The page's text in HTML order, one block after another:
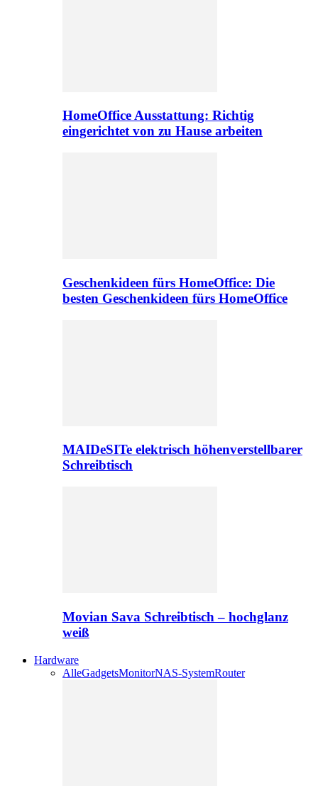
HomeOffice Ausstattung: Richtig
eingerichtet von zu Hause arbeiten
Geschenkideen fürs HomeOffice: Die
besten Geschenkideen fürs HomeOffice
MAIDeSITe elektrisch höhenverstellbarer
Schreibtisch
Movian Sava Schreibtisch – hochglanz
weiß
Hardware
AlleGadgetsMonitorNAS-SystemRouter